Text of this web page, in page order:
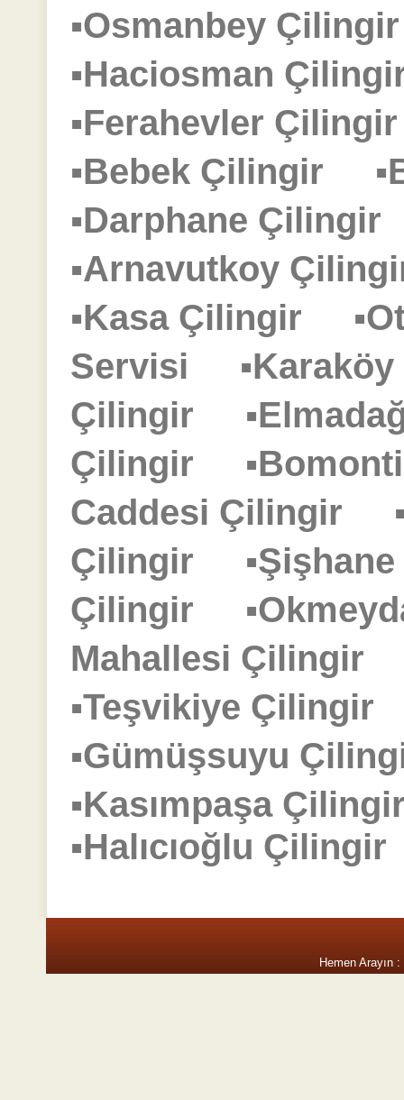
▪Osmanbey
▪Haciosman
▪Ferahevler
▪Bebek Çilingir
▪Darphane
▪Arnavutkoy
▪Kasa Çilingir
Servisi
Çilingir
Çilingir
Caddesi Çilingir
Çilingir
Çilingir
Mahallesi Çilingir
▪Teşvikiye
▪Gümüşsuyu
▪Kasımpaşa
▪Halıcıoğlu
Hemen Arayın :